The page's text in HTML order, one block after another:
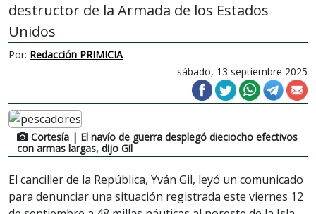
destructor de la Armada de los Estados
Unidos
Por: Redacción PRIMICIA
sábado, 13 septiembre 2025
Cortesía | El navío de guerra desplegó dieciocho efectivos
con armas largas, dijo Gil
El canciller de la República, Yván Gil, leyó un comunicado
para denunciar una situación registrada este viernes 12